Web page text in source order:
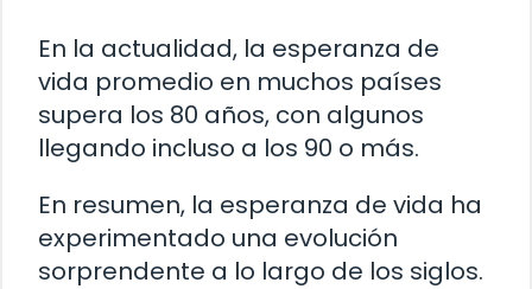
En la actualidad, la esperanza de
vida promedio en muchos países
supera los 80 años, con algunos
llegando incluso a los 90 o más.
En resumen, la esperanza de vida ha
experimentado una evolución
sorprendente a lo largo de los siglos.